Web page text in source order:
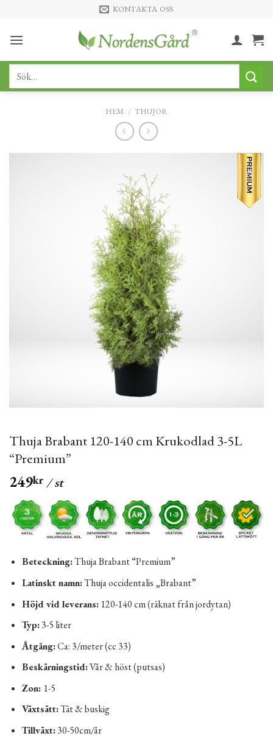
content
KONTAKTA OSS
Sök
HEM / THUJOR
Thuja Brabant 120-140 cm Krukodlad 3-5L
“Premium”
249kr / st
Beteckning:Thuja Brabant “Premium”
Latinskt namn:Thuja occidentalis „Brabant”
Höjd vid leverans:120-140 cm (räknat från jordytan)
Typ:3-5 liter
Åtgång:Ca: 3/meter (cc 33)
Beskärningstid:Vår & höst (putsas)
Zon: 1-5
Växtsätt:Tät & buskig
Tillväxt:30-50cm/år